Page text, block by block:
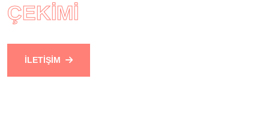
ÇEKIMI
İLETIŞIM